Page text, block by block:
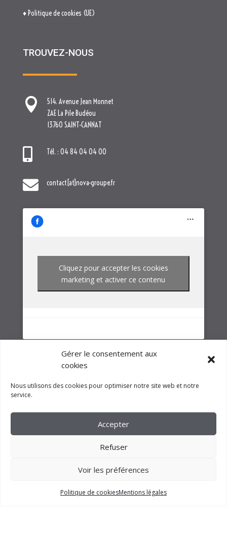
Gérer le consentement aux
cookies
Nous utilisons des cookies pour optimiser notre site web et notre
service.
Accepter
Refuser
Voir les préférences
Politique de cookiesMentions légales
514. Avenue Jean Monnet

 contact[at]nova-groupe.fr
Cliquez pour accepter les cookies
FM CRÉATION